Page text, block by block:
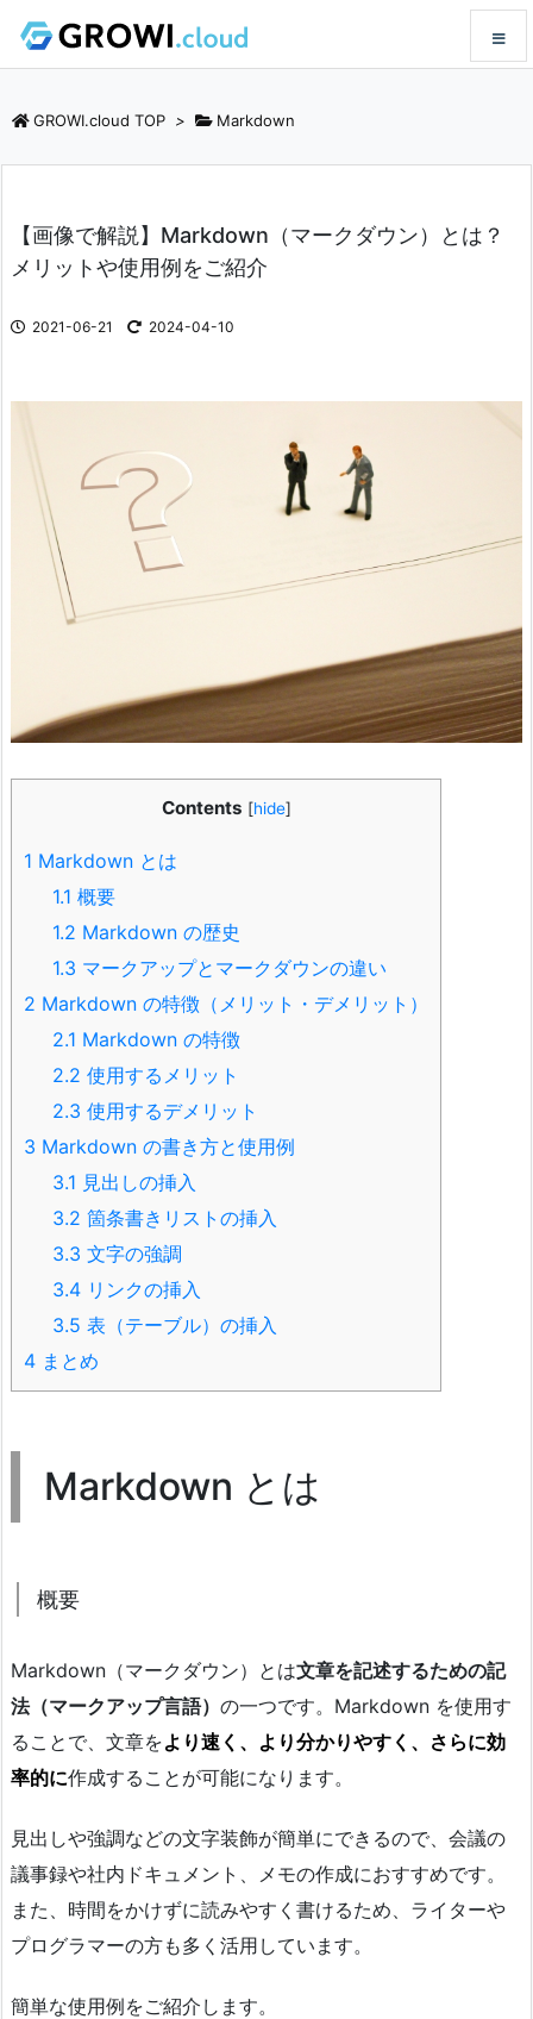
GROWI.cloud TOP > Markdown
【画像で解説】Markdown（マークダウン）とは？
メリットや使用例をご紹介
2021-06-21 2024-04-10
Contents [hide]
1 Markdown とは
1.1 概要
1.2 Markdown の歴史
1.3 マークアップとマークダウンの違い
2 Markdown の特徴（メリット・デメリット）
2.1 Markdown の特徴
2.2 使用するメリット
2.3 使用するデメリット
3 Markdown の書き方と使用例
3.1 見出しの挿入
3.2 箇条書きリストの挿入
3.3 文字の強調
3.4 リンクの挿入
3.5 表（テーブル）の挿入
4 まとめ
Markdown とは
概要
Markdown（マークダウン）とは文章を記述するための記
法（マークアップ言語） の一つです。Markdown を使用す
ることで、文章をより速く、より分かりやすく、さらに効
率的に作成することが可能になります。
見出しや強調などの文字装飾が簡単にできるので、会議の
議事録や社内ドキュメント、メモの作成におすすめです。
また、時間をかけずに読みやすく書けるため、ライターや
プログラマーの方も多く活用しています。
簡単な使用例をご紹介します。